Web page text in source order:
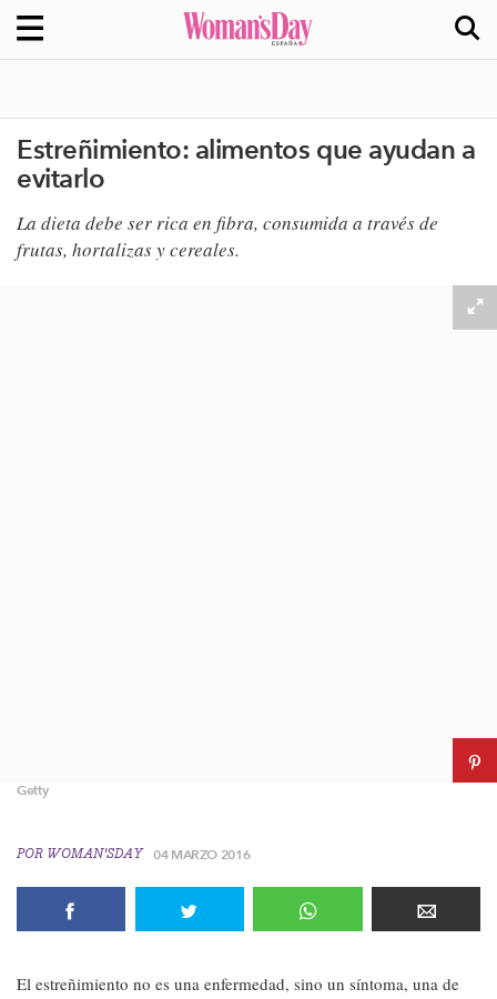
Estreñimiento: alimentos que ayudan a
evitarlo
​La dieta debe ser rica en fibra, consumida a través de
frutas, hortalizas y cereales.
Getty
POR WOMAN'SDAY 04 MARZO 2016
El estreñimiento no es una enfermedad, sino un síntoma, una de